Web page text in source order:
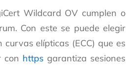
Wildcard OV cumplen o
Con este se puede elegir
elípticas (ECC) que es
con https garantiza sesiones